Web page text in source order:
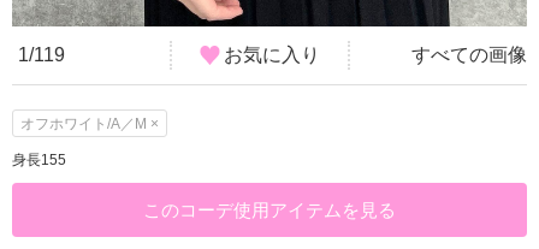
1/119 お気に入り すべての画像
オフホワイト/A／M ×
身長155
このコーデ使用アイテムを見る